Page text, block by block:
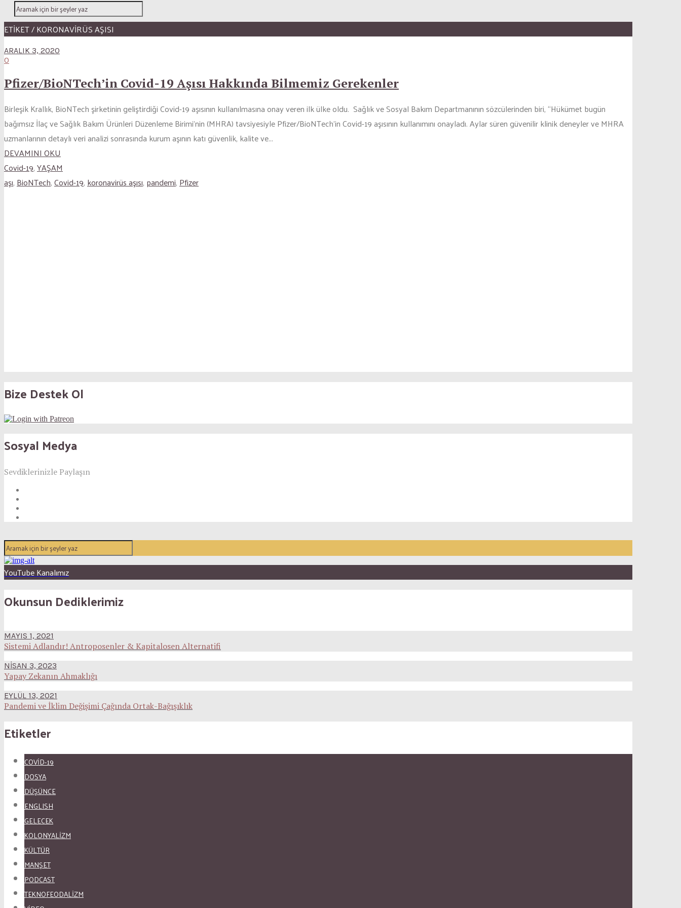
ETİKET / KORONAVIRÜS AŞISI
ARALIK 3, 2020
0
Pfizer/BioNTech’in Covid-19 Aşısı Hakkında Bilmemiz Gerekenler
Birleşik Krallık, BioNTech şirketinin geliştirdiği Covid-19 aşısının kullanılmasına onay veren ilk ülke oldu. Sağlık ve Sosyal Bakım Departmanının sözcülerinden biri, “Hükümet bugün
bağımsız İlaç ve Sağlık Bakım Ürünleri Düzenleme Birimi’nin (MHRA) tavsiyesiyle Pfizer/BioNTech’in Covid-19 aşısının kullanımını onayladı. Aylar süren güvenilir klinik deneyler ve MHRA
uzmanlarının detaylı veri analizi sonrasında kurum aşının katı güvenlik, kalite ve...
DEVAMINI OKU
Covid-19,YAŞAM
aşı,BioNTech,Covid-19,koronavirüs aşısı, pandemi,Pfizer
Bize Destek Ol
Sosyal Medya
Sevdiklerinizle Paylaşın
YouTube Kanalımız
Okunsun Dediklerimiz
MAYIS 1, 2021
Sistemi Adlandır! Antroposenler & Kapitalosen Alternatifi
NISAN 3, 2023
Yapay Zekanın Ahmaklığı
EYLÜL 13, 2021
Pandemi ve İklim Değişimi Çağında Ortak-Bağışıklık
Etiketler
COVID-19
DOSYA
DÜŞÜNCE
ENGLISH
GELECEK
KOLONYALİZM
KÜLTÜR
MANŞET
PODCAST
TEKNOFEODALİZM